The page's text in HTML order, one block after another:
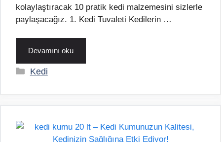
kolaylaştıracak 10 pratik kedi malzemesini sizlerle
paylaşacağız. 1. Kedi Tuvaleti Kedilerin …
Devamını oku
Kategoriler
Kedi